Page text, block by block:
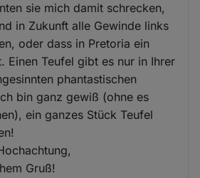
sie mich damit schrecken,
in Zukunft alle Gewinde links
oder dass in Pretoria ein
Einen Teufel gibt es nur in Ihrer
phantastischen
bin ganz gewiß (ohne es
ein ganzes Stück Teufel
Gruß!